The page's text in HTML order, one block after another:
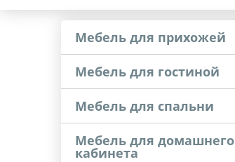
Мебель для прихожей
Мебель для гостиной
Мебель для спальни
Мебель для домашнего
кабинета